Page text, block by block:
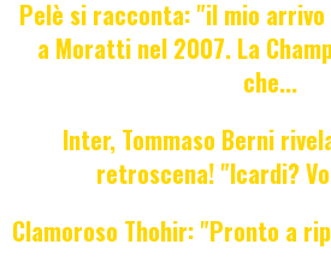
Pelè si racconta: "il mio
a Moratti nel 2007. La
che...
Inter, Tommaso Berni
retroscena! "Icardi?
Clamoroso Thohir: "Pronto a